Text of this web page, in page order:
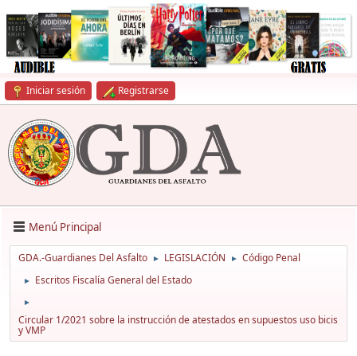
Iniciar sesión Registrarse
Menú Principal
GDA.-Guardianes Del Asfalto ► LEGISLACIÓN ► Código Penal
► Escritos Fiscalía General del Estado
►
Circular 1/2021 sobre la instrucción de atestados en supuestos uso bicis
y VMP